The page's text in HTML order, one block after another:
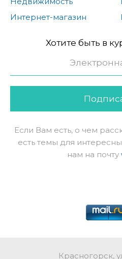
Интернет-магазин
Хотите быть в
Если Вам есть, о чем
есть темы для
нам на почту
Красногорск,